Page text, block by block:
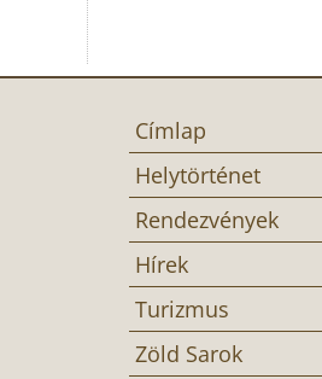
Címlap
Helytörténet
Rendezvények
Hírek
Turizmus
Zöld Sarok